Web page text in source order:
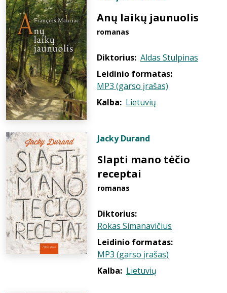
Anų laikų jaunuolis
romanas
Diktorius: Aldas Stulpinas
Leidinio formatas:
MP3 (garso įrašas)
Kalba: Lietuvių
Jacky Durand
Slapti mano tėčio
receptai
romanas
Diktorius:
Rokas Simanavičius
Leidinio formatas:
MP3 (garso įrašas)
Kalba: Lietuvių